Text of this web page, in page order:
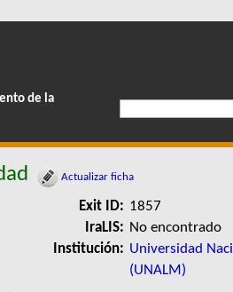
de la
Actualizar ficha
Exit ID: 1857
IraLIS: No encontrado
Institución: Universidad
(UNALM)